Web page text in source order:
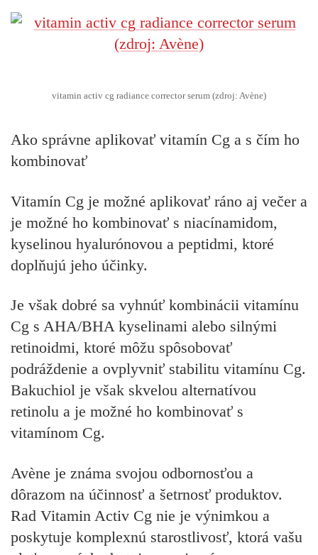
vitamin activ cg radiance corrector serum (zdroj: Avène)
Ako správne aplikovať vitamín Cg a s čím ho
kombinovať
Vitamín Cg je možné aplikovať ráno aj večer a
je možné ho kombinovať s niacínamidom,
kyselinou hyalurónovou a peptidmi, ktoré
doplňujú jeho účinky.
Je však dobré sa vyhnúť kombinácii vitamínu
Cg s AHA/BHA kyselinami alebo silnými
retinoidmi, ktoré môžu spôsobovať
podráždenie a ovplyvniť stabilitu vitamínu Cg.
Bakuchiol je však skvelou alternatívou
retinolu a je možné ho kombinovať s
vitamínom Cg.
Avène je známa svojou odbornosťou a
dôrazom na účinnosť a šetrnosť produktov.
Rad Vitamin Activ Cg nie je výnimkou a
poskytuje komplexnú starostlivosť, ktorá vašu